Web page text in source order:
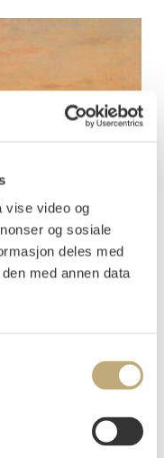
vise video og
og sosiale
deles med
med annen data
Ddf 1881